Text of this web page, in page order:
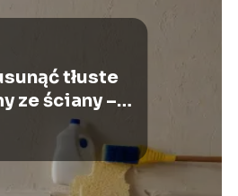
tłuste
ze ściany –
metody